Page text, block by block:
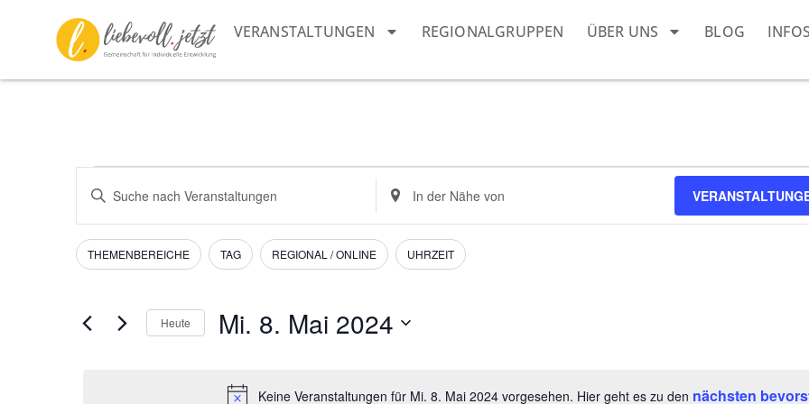
VERANSTALTUNGEN REGIONALGRUPPEN ÜBER UNS BLOG INFOS
Keine Veranstaltungen für Mi. 8. Mai 2024 vorgesehen. Hier geht es zu den nächsten
Veranstaltungen
Suche
und
Navigation
Bitte
Schlüsselwort
Suche
nach
Veranstaltungen
Schlüsselwort.
Standort
eingeben.
Suche
nach
Veranstaltungen.
Filter
Das
Ändern
Formular-
Eingabefelder
THEMENBEREICHE TAG REGIONAL / ONLINE UHRZEIT
Heute Mi. 8. Mai 2024